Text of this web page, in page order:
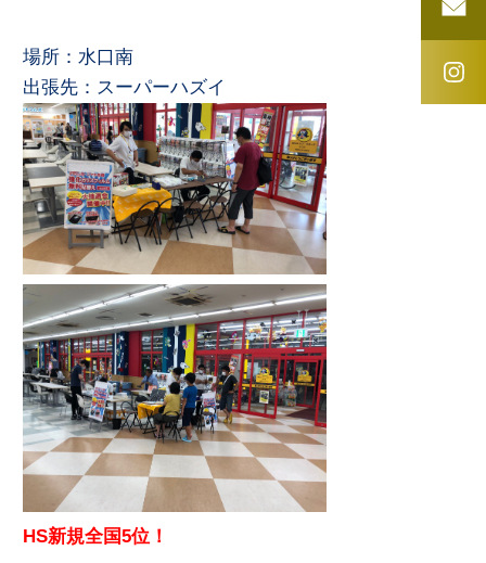
場所：水口南
出張先：スーパーハズイ
HS新規全国5位！